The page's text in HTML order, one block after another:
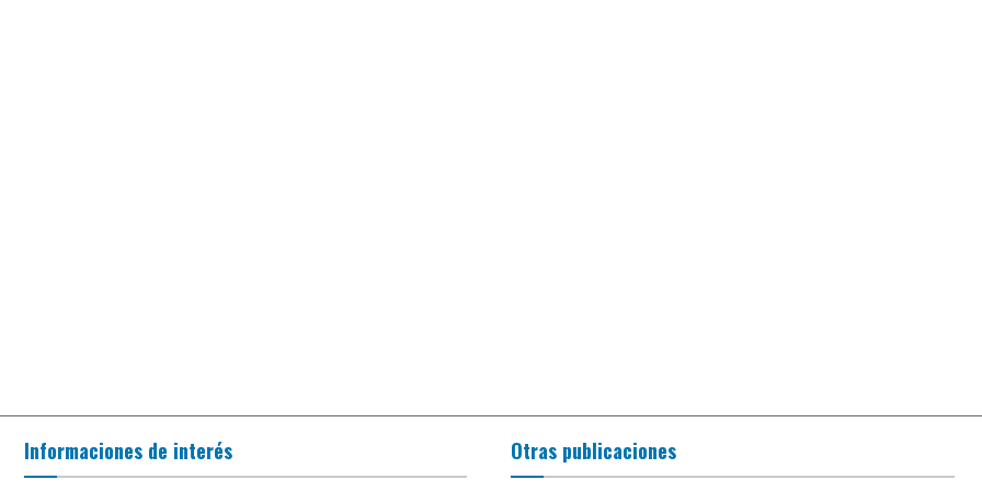
Informaciones de interés Otras publicaciones